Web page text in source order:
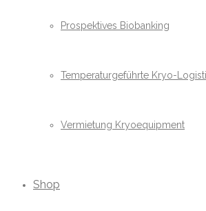
Prospektives Biobanking
Temperaturgeführte Kryo-
Vermietung Kryoequipment
Shop